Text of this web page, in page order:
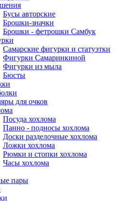
Бусы авторские
Брошки-значки
Брошки - фетрошки Самбук
Самарские фигурки и статуэтки
Фигурки Самаринкиной
Фигурки из мыла
Бюсты
для очков
Посуда хохлома
Панно - подносы хохлома
Доски разделочные хохлома
Ложки хохлома
Рюмки и стопки хохлома
Часы хохлома
пары